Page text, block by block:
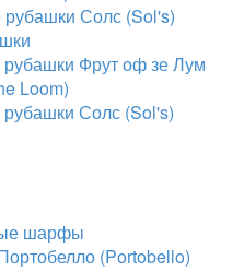
Солс (Sol's)
Фрут оф зе Лум
Loom)
Солс (Sol's)
шарфы
(Portobello)